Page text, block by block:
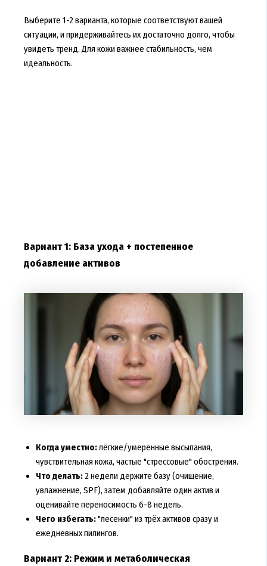
Выберите 1-2 варианта, которые соответствуют вашей
ситуации, и придерживайтесь их достаточно долго, чтобы
увидеть тренд. Для кожи важнее стабильность, чем
идеальность.
Вариант 1: База ухода + постепенное
добавление активов
Когда уместно:лёгкие/умеренные высыпания,
чувствительная кожа, частые "стрессовые" обострения.
Что делать:2 недели держите базу (очищение,
увлажнение, SPF), затем добавляйте один актив и
оценивайте переносимость 6-8 недель.
Чего избегать:"лесенки" из трёх активов сразу и
ежедневных пилингов.
Вариант 2: Режим и метаболическая